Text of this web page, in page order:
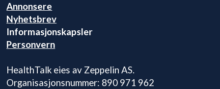
Annonsere
Nyhetsbrev
Informasjonskapsler
Personvern
HealthTalk eies av Zeppelin AS.
Organisasjonsnummer: 890 971 962